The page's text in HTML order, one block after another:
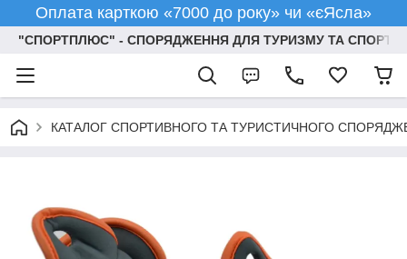
Оплата карткою «7000 до року» чи «єЯсла»
"СПОРТПЛЮС" - СПОРЯДЖЕННЯ ДЛЯ ТУРИЗМУ ТА СПОРТУ
КАТАЛОГ СПОРТИВНОГО ТА ТУРИСТИЧНОГО